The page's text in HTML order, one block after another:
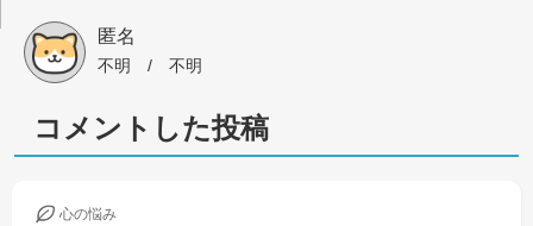
匿名
不明 / 不明
コメントした投稿
心の悩み